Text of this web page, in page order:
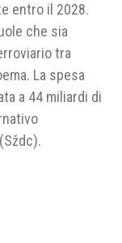
entro il 2028.
che sia
tra
La spesa
a 44 miliardi di